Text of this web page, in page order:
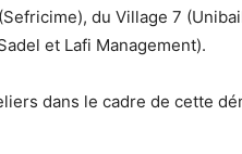
du Village 7
et Lafi Management).
dans le cadre de cette